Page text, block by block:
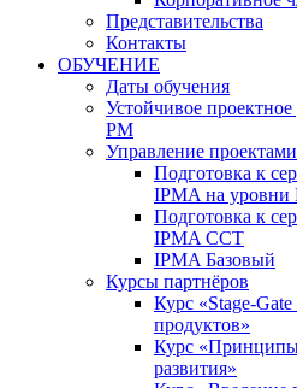
Представительства
Контакты
ОБУЧЕНИЕ
Даты обучения
Устойчивое
PM
Управление
Подготовка к
IPMA на уровни
Подготовка к
IPMA CCT
IPMA Базовый
Курсы партнёров
Курс «Stage-Gate
продуктов»
Курс
развития»